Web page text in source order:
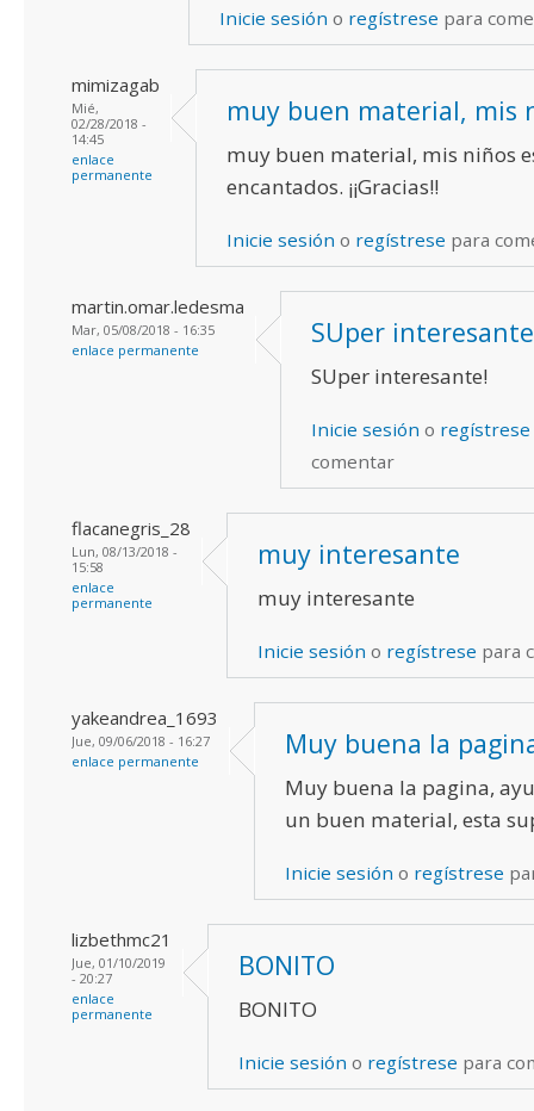
Inicie sesión o regístrese para
mimizagab
Mié,
02/28/2018 -
14:45
enlace
permanente
muy buen material, mis
muy buen material, mis niños
encantados. ¡¡Gracias!!
Inicie sesión o regístrese para
martin.omar.ledesma
Mar, 05/08/2018 - 16:35
enlace permanente
SUper
SUper interesante!
Inicie sesión o regístrese
comentar
flacanegris_28
Lun, 08/13/2018 -
15:58
enlace
permanente
muy interesante
muy interesante
Inicie sesión o regístrese para
yakeandrea_1693
Jue, 09/06/2018 - 16:27
enlace permanente
Muy buena la
Muy buena la pagina,
un buen material, esta
Inicie sesión o regístrese
lizbethmc21
Jue, 01/10/2019
- 20:27
enlace
permanente
BONITO
BONITO
Inicie sesión o regístrese para